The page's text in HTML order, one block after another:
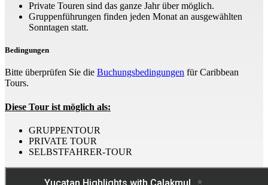
Private Touren sind das ganze Jahr über möglich.
Gruppenführungen finden jeden Monat an ausgewählten
Sonntagen statt.
Bedingungen
Bitte überprüfen Sie die Buchungsbedingungen für Caribbean
Tours.
Diese Tour ist möglich als:
GRUPPENTOUR
PRIVATE TOUR
SELBSTFAHRER-TOUR